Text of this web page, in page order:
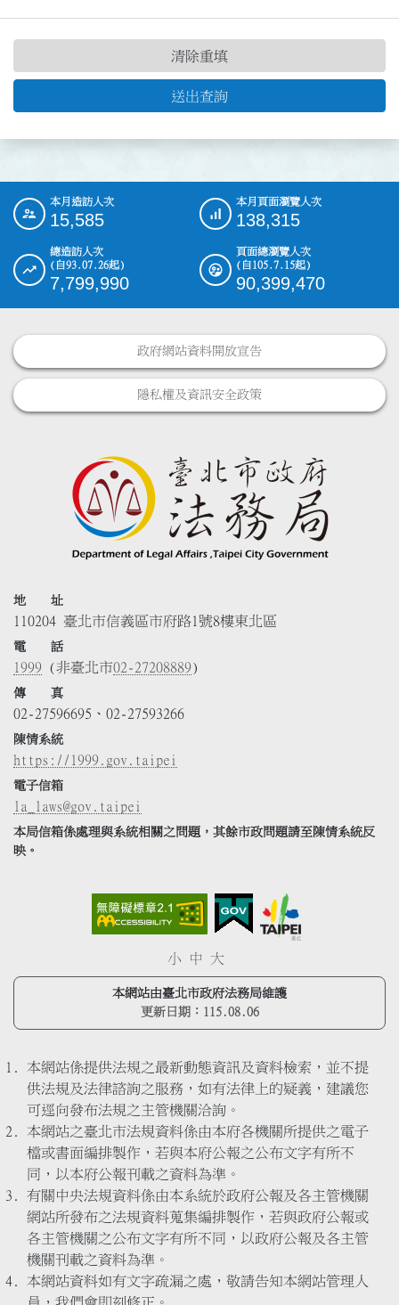
送出查詢
清除重填
::: 本月造訪人次
15,585
本月頁面瀏覽人次
138,315
總造訪人次
(自93.07.26起)
7,799,990
頁面總瀏覽人次
(自105.7.15起)
90,399,470
政府網站資料開放宣告
隱私權及資訊安全政策
地 址
110204 臺北市信義區市府路1號8樓東北區
電 話
1999 (非臺北市02-27208889)
傳 真
02-27596695、02-27593266
陳情系統
https://1999.gov.taipei
電子信箱
la_laws@gov.taipei
本局信箱係處理與系統相關之問題，其餘市政問題請至陳情系統反
映。
小 中 大
本網站由臺北市政府法務局維護
更新日期： 115.08.06
本網站係提供法規之最新動態資訊及資料檢索，並不提
供法規及法律諮詢之服務，如有法律上的疑義，建議您
可逕向發布法規之主管機關洽詢。
本網站之臺北市法規資料係由本府各機關所提供之電子
檔或書面編排製作，若與本府公報之公布文字有所不
同，以本府公報刊載之資料為準。
有關中央法規資料係由本系統於政府公報及各主管機關
網站所發布之法規資料蒐集編排製作，若與政府公報或
各主管機關之公布文字有所不同，以政府公報及各主管
機關刊載之資料為準。
本網站資料如有文字疏漏之處，敬請告知本網站管理人
員，我們會即刻修正。